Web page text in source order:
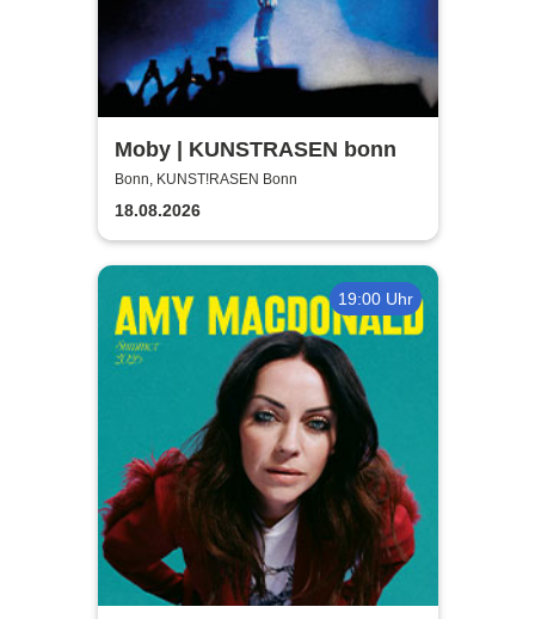
Moby | KUNSTRASEN bonn
Bonn, KUNST!RASEN Bonn
18.08.2026
19:00 Uhr